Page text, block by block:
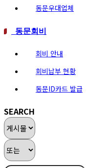
동문우대업체
동문회비
회비 안내
회비납부 현황
동문ID카드 발급
SEARCH